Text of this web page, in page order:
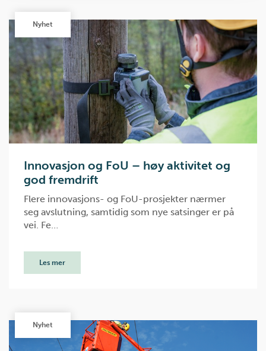
Nyhet
Innovasjon og FoU – høy aktivitet og
god fremdrift
Flere innovasjons- og FoU-prosjekter nærmer
seg avslutning, samtidig som nye satsinger er på
vei. Fe…
Les mer
Nyhet